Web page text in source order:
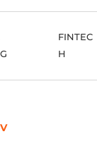
FINTEC
H